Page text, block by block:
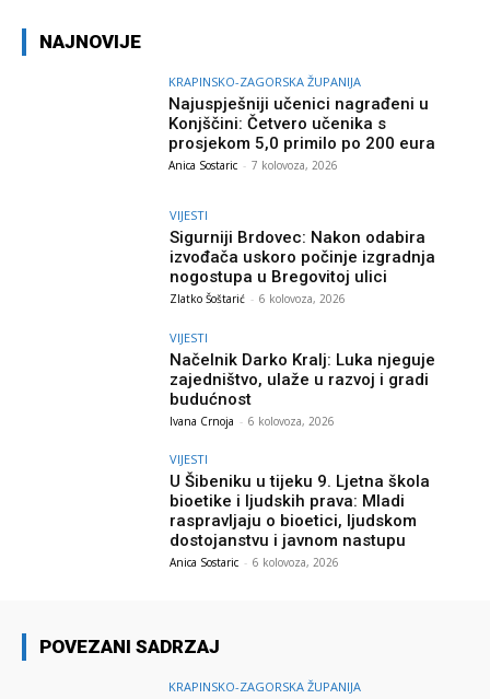
NAJNOVIJE
KRAPINSKO-ZAGORSKA ŽUPANIJA
Najuspješniji učenici nagrađeni u
Konjščini: Četvero učenika s
prosjekom 5,0 primilo po 200 eura
Anica Sostaric - 7 kolovoza, 2026
VIJESTI
Sigurniji Brdovec: Nakon odabira
izvođača uskoro počinje izgradnja
nogostupa u Bregovitoj ulici
Zlatko Šoštarić - 6 kolovoza, 2026
VIJESTI
Načelnik Darko Kralj: Luka njeguje
zajedništvo, ulaže u razvoj i gradi
budućnost
Ivana Crnoja - 6 kolovoza, 2026
VIJESTI
U Šibeniku u tijeku 9. Ljetna škola
bioetike i ljudskih prava: Mladi
raspravljaju o bioetici, ljudskom
dostojanstvu i javnom nastupu
Anica Sostaric - 6 kolovoza, 2026
POVEZANI SADRZAJ
KRAPINSKO-ZAGORSKA ŽUPANIJA